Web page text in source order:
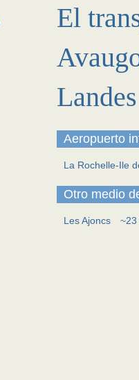
El
Landes
Aeropuerto
La Rochelle-Ile
Otro medio
Les Ajoncs ~23